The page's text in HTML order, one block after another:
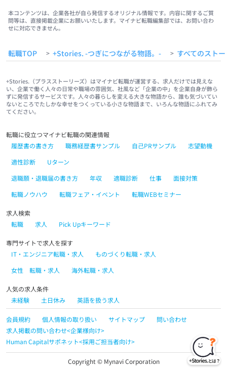
#山口県 #香川県 #愛媛県 #福岡県 #佐賀県 #長崎県 #熊本県 #大分県
#鹿児島県 #スタ★アトピッチ #日本経済新聞社 #社長 #経営者
#プレゼン #会社概要
本コンテンツは、企業各社が自ら発信するオリジナル情報です。内容に関するご質
問等は、直接掲載企業にお願いいたします。マイナビ転職編集部では、お問い合わ
せに対応できません。
転職TOP > +Stories. -つぎにつながる物語。- > すべてのスト
+Stories.（プラスストーリーズ）はマイナビ転職が運営する、求人だけでは見えな
い、企業で働く人々の日常や職場の雰囲気、社風など「企業の中」を企業自身が飾ら
ずに発信するサービスです。人々の暮らしを変える大きな物語から、誰も気づいてい
ないところでたしかな幸せをつくっている小さな物語まで、いろんな物語にふれてみ
てください。
転職に役立つマイナビ転職の関連情報
履歴書の書き方
職務経歴書サンプル 自己PRサンプル
志望動機
適性診断
Uターン
退職願・退職届の書き方
年収 適職診断 仕事
面接対策
転職ノウハウ
転職フェア・イベント 転職WEBセミナー
求人検索
転職
求人 Pick Upキーワード
専門サイトで求人を探す
IT・エンジニア転職・求人
ものづくり転職・求人
女性 転職・求人
海外転職・求人
人気の求人条件
未経験
土日休み 英語を扱う求人
会員規約 個人情報の取り扱い サイトマップ
問い合わせ
求人掲載の問い合わせ<企業様向け>
Human Capitalサポネット<採用ご担当者向け>
Copyright © Mynavi Corporation